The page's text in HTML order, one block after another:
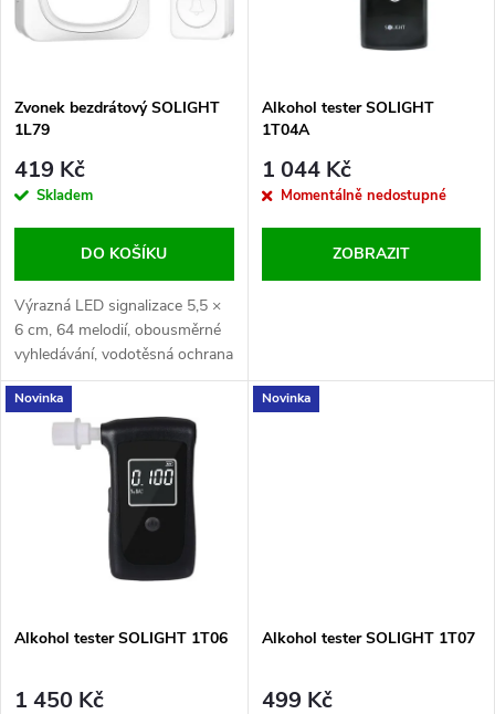
n
p
r
o
d
u
k
i
s
p
r
d
u
k
Zvonek bezdrátový SOLIGHT
1L79
419 Kč
Skladem
DO KOŠÍKU
Výrazná LED signalizace 5,5 ×
6 cm, 64 melodií, obousměrné
vyhledávání, vodotěsná ochrana
IP56, hlasitost 25–100 dB,
dosah 150 m, napájení tlačítka
1× CR2032, zvonek AC 230V,
režim nočního světla.
Alkohol tester SOLIGHT
1T04A
1 044 Kč
Momentálně nedostupné
ZOBRAZIT
Novinka
Alkohol tester SOLIGHT 1T06
1 450 Kč
Novinka
Alkohol tester SOLIGHT 1T07
499 Kč